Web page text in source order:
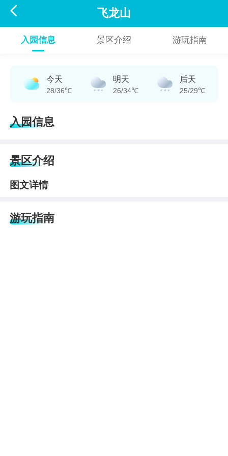
 飞龙山
入园信息 景区介绍 游玩指南
今天
28/36℃
明天
26/34℃
后天
25/29℃
入园信息
景区介绍
图文详情
游玩指南